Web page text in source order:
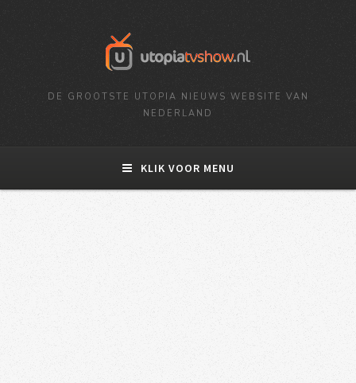
DE GROOTSTE UTOPIA NIEUWS WEBSITE VAN
NEDERLAND
KLIK VOOR MENU